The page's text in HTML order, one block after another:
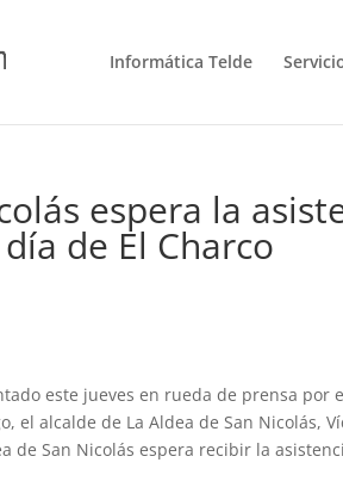
Informática Telde
espera la
de El Charco
este jueves en rueda de prensa por
el alcalde de La Aldea de San Nicolás,
de San Nicolás espera recibir la